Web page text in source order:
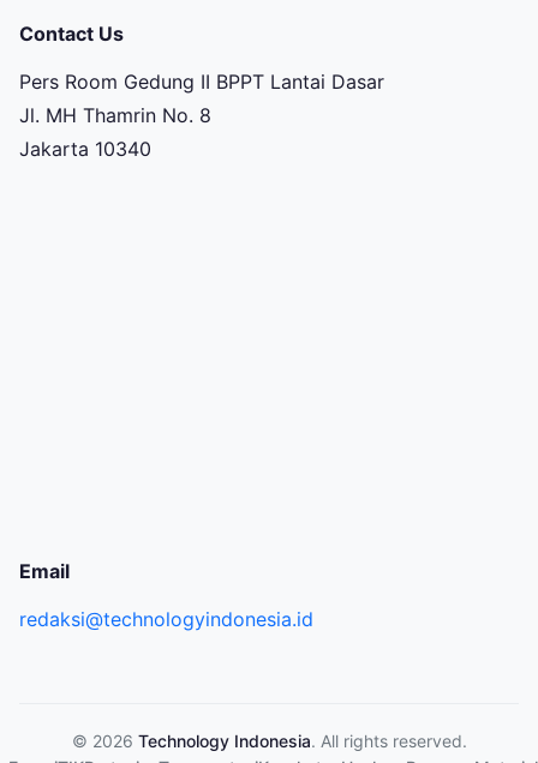
Contact Us
Pers Room Gedung II BPPT Lantai Dasar
Jl. MH Thamrin No. 8
Jakarta 10340
Email
redaksi@technologyindonesia.id
© 2026 Technology Indonesia. All rights reserved.